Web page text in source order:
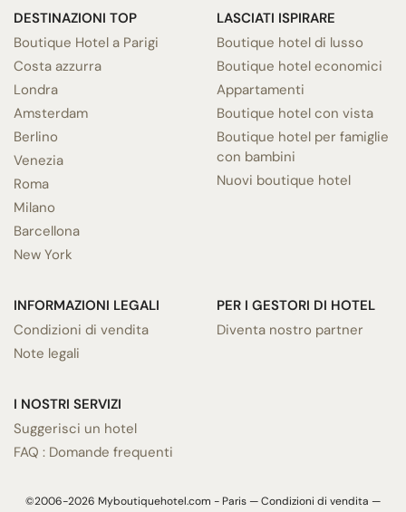
DESTINAZIONI TOP
Boutique Hotel a Parigi
Costa azzurra
Londra
Amsterdam
Berlino
Venezia
Roma
Milano
Barcellona
New York
LASCIATI ISPIRARE
Boutique hotel di lusso
Boutique hotel economici
Appartamenti
Boutique hotel con vista
Boutique hotel per famiglie
con bambini
Nuovi boutique hotel
INFORMAZIONI LEGALI
Condizioni di vendita
Note legali
I NOSTRI SERVIZI
Suggerisci un hotel
FAQ : Domande frequenti
PER I GESTORI DI HOTEL
Diventa nostro partner
©2006-2026 Myboutiquehotel.com - Paris —Condizioni di vendita —